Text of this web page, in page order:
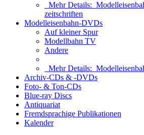
Mehr Details:
zeitschriften
Modelleisenbahn-DVDs
Auf kleiner Spur
Modellbahn TV
Andere
Mehr Details:
Archiv-CDs & -DVDs
Foto- & Ton-CDs
Blue-ray Discs
Antiquariat
Fremdsprachige Publikationen
Kalender